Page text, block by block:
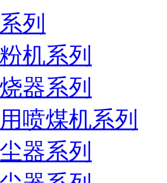
列
机系列
器系列
喷煤机系列
器系列